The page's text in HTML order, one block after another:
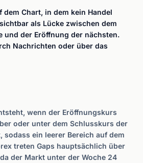
dem Chart, in dem kein Handel
als Lücke zwischen dem
und der Eröffnung der nächsten.
Nachrichten oder über das
wenn der Eröffnungskurs
oder unter dem Schlusskurs der
sodass ein leerer Bereich auf dem
treten Gaps hauptsächlich über
der Markt unter der Woche 24